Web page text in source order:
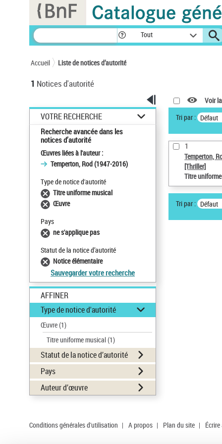
Tout
Accueil Liste de notices d’autorité
1 Notices d'autorité
VOTRE RECHERCHE
Recherche avancée dans les
notices d’autorité
Œuvres liées à l'auteur :
Temperton, Rod (1947-2016)
Type de notice d'autorité
Titre uniforme musical
Œuvre
Pays
ne s'applique pas
Statut de la notice d’autorité
Notice élémentaire
Sauvegarder votre recherche
AFFINER
Type de notice d'autorité
Œuvre(1)
Titre uniforme musical(1)
Statut de la notice d’autorité
Pays
Auteur d’œuvre
Voir
Tri par : Défaut
1
Temperton,
[Thriller]
Titre
Tri par : Défaut
Conditions générales d'utilisation | A propos | Plan du site |
Panneau de gestion des cookies